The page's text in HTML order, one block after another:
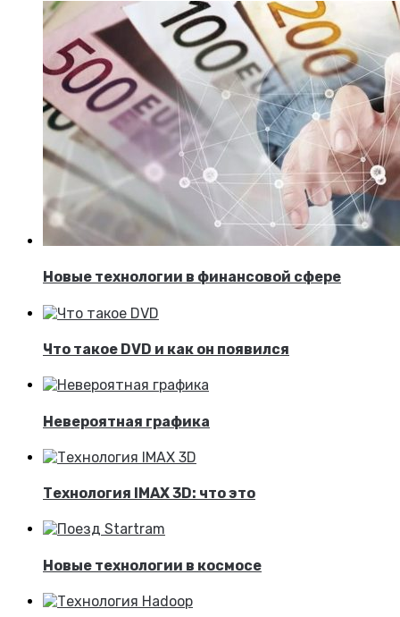
Новые технологии в финансовой сфере
Что такое DVD и как он появился
Невероятная графика
Технология IMAX 3D: что это
Новые технологии в космосе